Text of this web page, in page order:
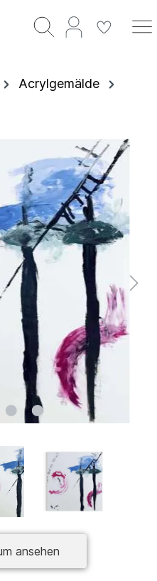
Acrylgemälde
ansehen